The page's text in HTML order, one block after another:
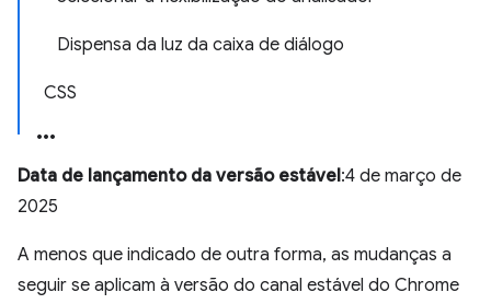
Dispensa da luz da caixa de diálogo
CSS
Data de lançamento da versão estável:4 de março de
2025
A menos que indicado de outra forma, as mudanças a
seguir se aplicam à versão do canal estável do Chrome